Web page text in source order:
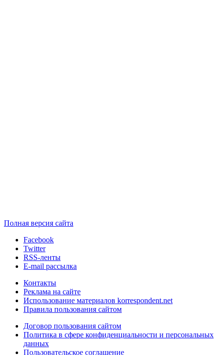
Полная версия сайта
Facebook
Twitter
RSS-ленты
E-mail рассылка
Контакты
Реклама на сайте
Использование материалов korrespondent.net
Правила пользования сайтом
Договор пользования сайтом
Политика в сфере конфиденциальности и персональных
данных
Пользовательское соглашение